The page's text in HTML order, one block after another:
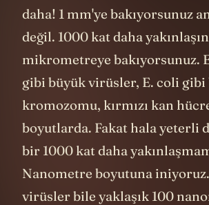
daha! 1 mm'ye bakıyorsunuz
değil. 1000 kat daha
mikrometreye bakıyorsunuz.
gibi büyük virüsler, E. coli
kromozomu, kırmızı kan
boyutlarda. Fakat hala yeterli
bir 1000 kat daha
Nanometre boyutuna
virüsler bile yaklaşık 100